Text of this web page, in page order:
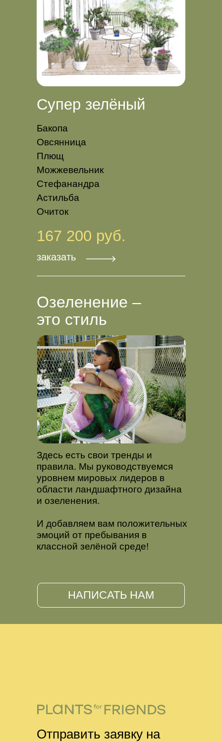
Бакопа
Овсянница
Плющ
Можжевельник
Стефанандра
Астильба
Очиток
167 200 руб.
Супер зелёный
заказать
Озеленение –
это стиль
Здесь есть свои тренды и
правила. Мы руководствуемся
уровнем мировых лидеров в
области ландшафтного дизайна
и озеленения.
И добавляем вам положительных
эмоций от пребывания в
классной зелёной среде!
НАПИСАТЬ НАМ
Отправить заявку на